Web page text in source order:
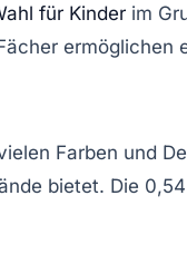
für Kinder im
ermöglichen
Farben und
bietet. Die